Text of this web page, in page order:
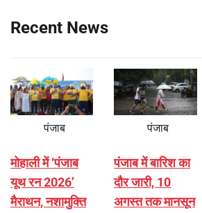
Recent News
पंजाब
मोहाली में ‘पंजाब
यूथ रन 2026’
मैराथन, नशामुक्ति
पंजाब
पंजाब में बारिश का
दौर जारी, 10
अगस्त तक मानसून